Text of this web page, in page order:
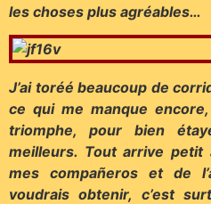
les choses plus agréables…
J’ai toréé beaucoup de
ce qui me manque encore,
triomphe, pour bien
meilleurs. Tout arrive petit
mes compañeros et de
voudrais obtenir, c’est